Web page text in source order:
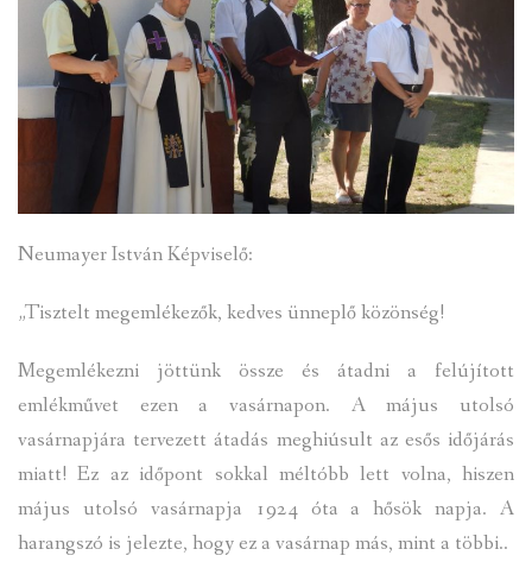
Neumayer István Képviselő:
„Tisztelt megemlékezők, kedves ünneplő közönség!
Megemlékezni jöttünk össze és átadni a felújított
emlékművet ezen a vasárnapon. A május utolsó
vasárnapjára tervezett átadás meghiúsult az esős időjárás
miatt! Ez az időpont sokkal méltóbb lett volna, hiszen
május utolsó vasárnapja 1924 óta a hősök napja. A
harangszó is jelezte, hogy ez a vasárnap más, mint a többi..